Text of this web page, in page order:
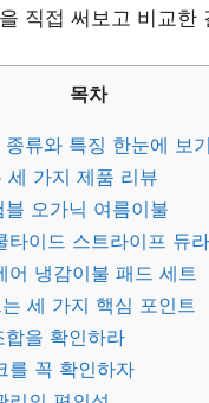
직접 써보고 비교한
목차
류와 특징 한눈에 보기
세 가지 제품 리뷰
블 오가닉 여름이불
타이드 스트라이프 듀
어 냉감이불 패드 세트
세 가지 핵심 포인트
합을 확인하라
를 꼭 확인하자